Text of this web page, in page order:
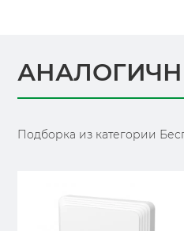
Подборка из категории